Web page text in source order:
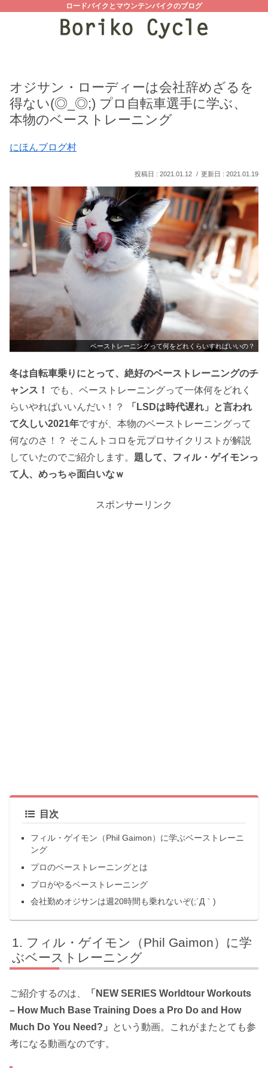
ロードバイクとマウンテンバイクのブログ
オジサン・ローディーは会社辞めざるを
得ない(◎_◎;) プロ自転車選手に学ぶ、
本物のベーストレーニング
にほんブログ村
2021.01.12 2021.01.19
ベーストレーニングって何をどれくらいすればいいの？
冬は自転車乗りにとって、絶好のベーストレーニングのチ
ャンス！
でも、ベーストレーニングって一体何をどれく
らいやればいいんだい！？
「LSDは時代遅れ」と言われ
て久しい2021年ですが、本物のベーストレーニングって
何なのさ！？ そこんトコロを元プロサイクリストが解説
していたのでご紹介します。 題して、フィル・ゲイモンっ
て人、めっちゃ面白いなｗ
スポンサーリンク
目次
フィル・ゲイモン（Phil Gaimon）に学ぶベーストレーニ
ング
プロのベーストレーニングとは
プロがやるベーストレーニング
会社勤めオジサンは週20時間も乗れないぞ(;´Д｀)
フィル・ゲイモン（Phil Gaimon）に学
ぶベーストレーニング
ご紹介するのは、
「NEW SERIES Worldtour Workouts
– How Much Base Training Does a Pro Do and How
Much Do You Need?」
という動画。これがまたとても参
考になる動画なのです。